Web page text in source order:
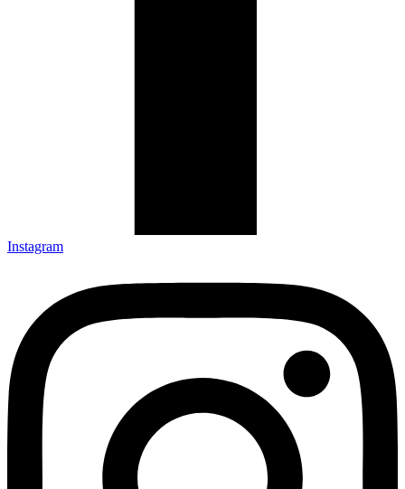
Instagram